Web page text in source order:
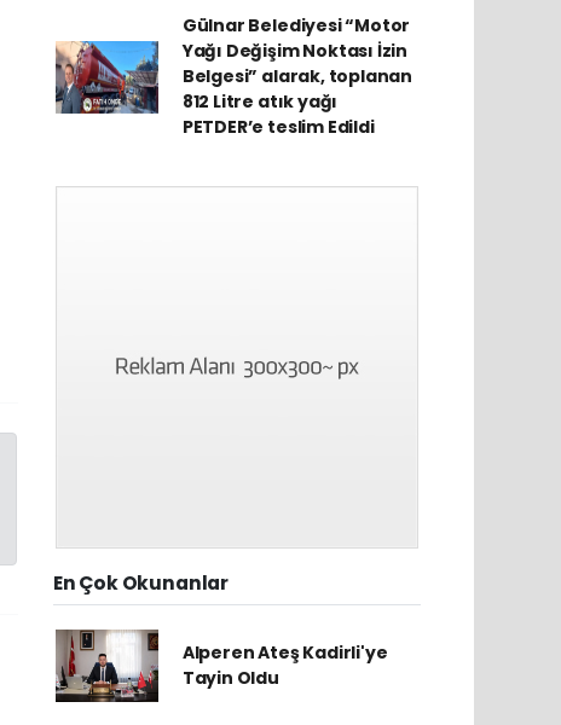
Gülnar Belediyesi “Motor
Yağı Değişim Noktası İzin
Belgesi” alarak, toplanan
812 Litre atık yağı
PETDER’e teslim Edildi
En Çok Okunanlar
Alperen Ateş Kadirli'ye
Tayin Oldu